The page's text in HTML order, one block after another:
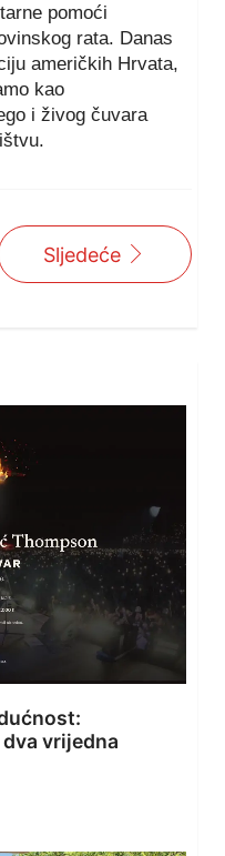
pomoći
rata. Danas
američkih Hrvata,
kao
i živog čuvara
Sljedeće
vrijedna